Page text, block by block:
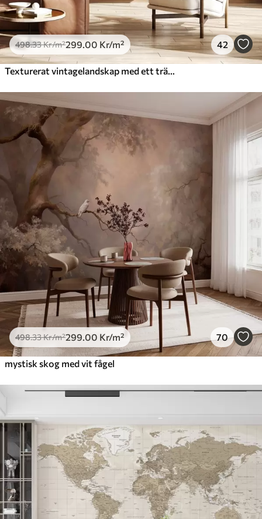
498.33Kr/m²299 .00 Kr/m² 42
498.33Kr/m²299 .00 Kr/m² 70
mystisk skog med vit fågel